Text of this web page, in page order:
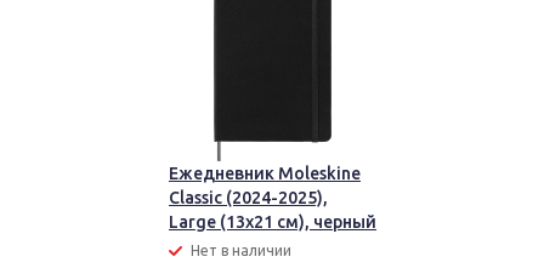
Ежедневник Moleskine
Classic (2024-2025),
Large (13x21 см), черный
Нет в наличии